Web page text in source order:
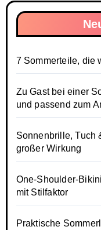
7 Sommerteile, die
Zu Gast bei einer
und passend zum
Sonnenbrille, Tuch
großer Wirkung
One-Shoulder-
mit Stilfaktor
Praktische